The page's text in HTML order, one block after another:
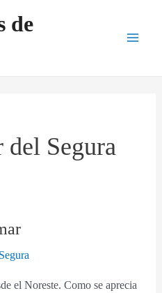
de
del Segura
el Noreste. Como se aprecia